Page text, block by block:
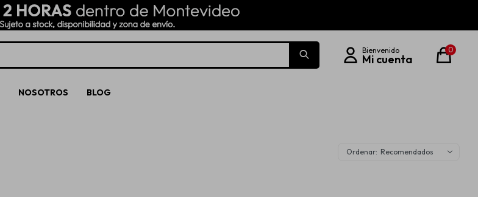
NOSOTROS BLOG
0
Recomendados